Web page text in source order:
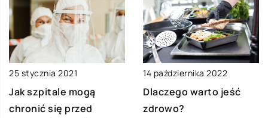
25 stycznia 2021
Jak szpitale mogą
chronić się przed
14 października 2022
Dlaczego warto jeść
zdrowo?